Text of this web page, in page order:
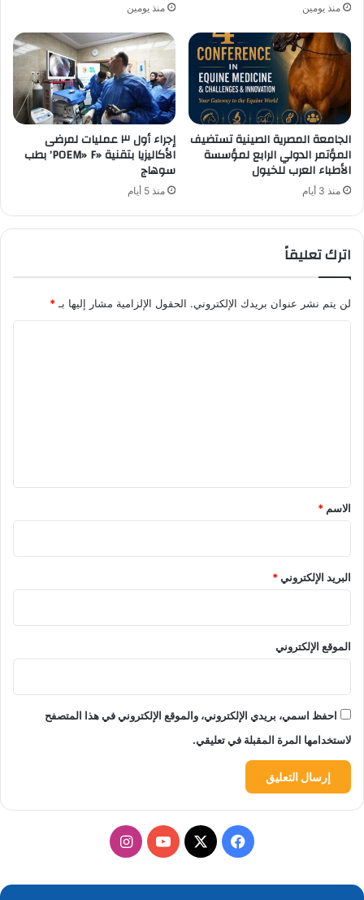
منذ يومين منذ يومين
الجامعة المصرية الصينية تستضيف
المؤتمر الدولي الرابع لمؤسسة
الأطباء العرب للخيول
منذ 3 أيام
إجراء أول ٣ عمليات لمرضى
الأكاليزيا بتقنية «POEM» F’ بطب
سوهاج
منذ 5 أيام
اترك تعليقاً
لن يتم نشر عنوان بريدك الإلكتروني. الحقول الإلزامية مشار إليها بـ *
*
الاسم *
البريد الإلكتروني*
الموقع الإلكتروني
احفظ اسمي، بريدي الإلكتروني، والموقع الإلكتروني في هذا المتصفح
لاستخدامها المرة المقبلة في تعليقي.
فيسبوك
‫X
‫YouTubeانستقرام